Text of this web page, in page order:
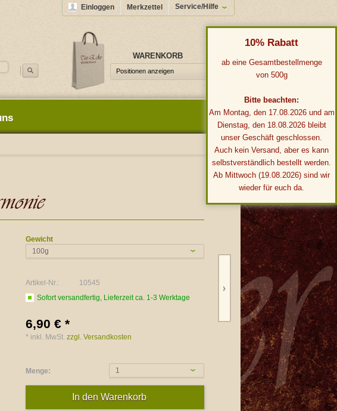
Einloggen Merkzettel Service/Hilfe
WARENKORB
Positionen anzeigen
10% Rabatt
ab eine Gesamtbestellmenge
von 500g
Bitte beachten:
Am Montag, den 17.08.2026 und am
Dienstag, den 18.08.2026 bleibt
unser Geschäft geschlossen.
Auch kein Versand, aber es kann
selbstverständlich bestellt werden.
Ab Mittwoch (19.08.2026) sind wir
wieder für euch da.
Gewicht
100g
Artikel-Nr.:
10545
Sofort versandfertig, Lieferzeit ca. 1-3 Werktage
6,90 € *
* inkl. MwSt. zzgl. Versandkosten
Menge: 1